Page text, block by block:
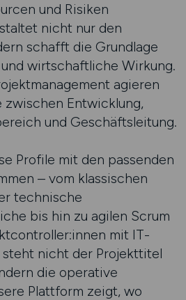
und Risiken
nicht nur den
schafft die Grundlage
wirtschaftliche Wirkung.
agieren
Entwicklung,
und Geschäftsleitung.
Profile mit den passenden
– vom klassischen
technische
bis hin zu agilen Scrum
mit IT-
nicht der Projekttitel
die operative
Plattform zeigt, wo